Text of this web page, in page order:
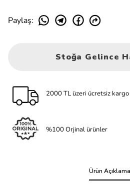
Paylaş:
Stoğa Gelince
2000 TL üzeri ücretsiz kargo
%100 Orjinal ürünler
Ürün